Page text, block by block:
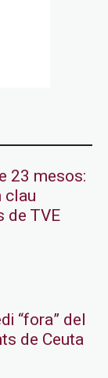
23 mesos:
clau
de TVE
“fora” del
de Ceuta